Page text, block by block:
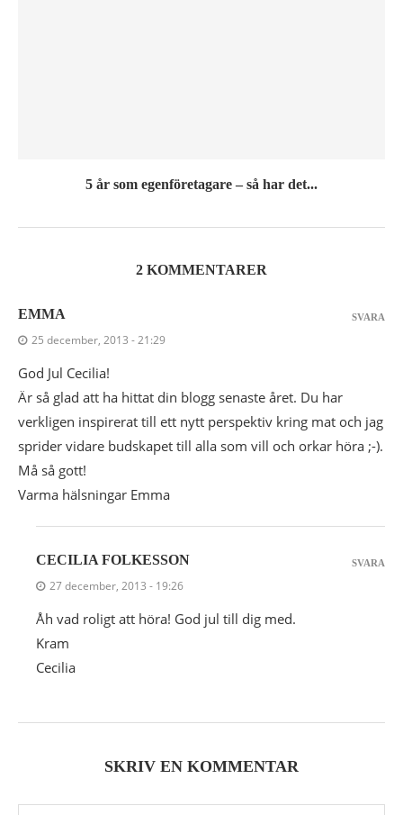
5 år som egenföretagare – så har det...
2 KOMMENTARER
EMMA
25 december, 2013 - 21:29
God Jul Cecilia!
Är så glad att ha hittat din blogg senaste året. Du har
verkligen inspirerat till ett nytt perspektiv kring mat och jag
sprider vidare budskapet till alla som vill och orkar höra ;-).
Må så gott!
Varma hälsningar Emma
SVARA
CECILIA FOLKESSON
27 december, 2013 - 19:26
Åh vad roligt att höra! God jul till dig med.
Kram
Cecilia
SVARA
SKRIV EN KOMMENTAR